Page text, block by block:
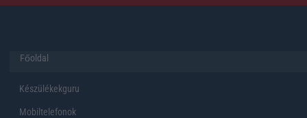
Főoldal
Készülékekguru
Mobiltelefonok